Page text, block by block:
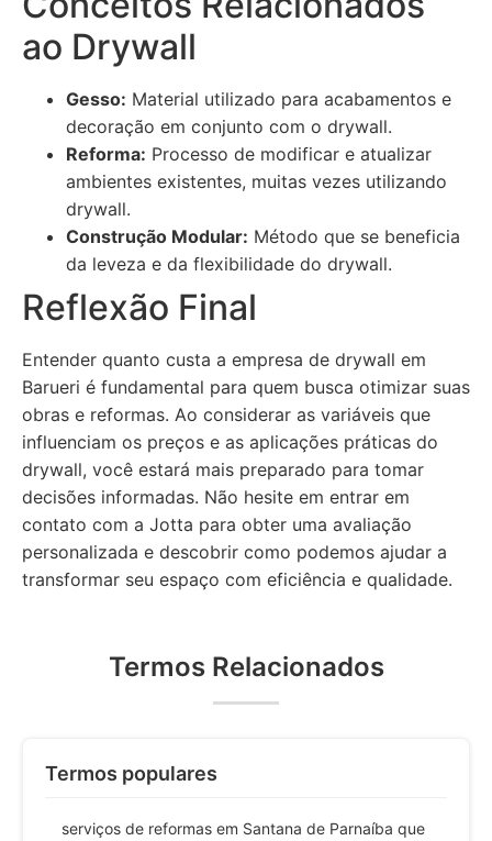
ao Drywall
Gesso: Material utilizado para acabamentos e
decoração em conjunto com o drywall.
Reforma: Processo de modificar e atualizar
ambientes existentes, muitas vezes utilizando
drywall.
Construção Modular: Método que se beneficia
da leveza e da flexibilidade do drywall.
Reflexão Final
Entender quanto custa a empresa de drywall em
Barueri é fundamental para quem busca otimizar suas
obras e reformas. Ao considerar as variáveis que
influenciam os preços e as aplicações práticas do
drywall, você estará mais preparado para tomar
decisões informadas. Não hesite em entrar em
contato com a Jotta para obter uma avaliação
personalizada e descobrir como podemos ajudar a
transformar seu espaço com eficiência e qualidade.
Termos Relacionados
Termos populares
serviços de reformas em Santana de Parnaíba que